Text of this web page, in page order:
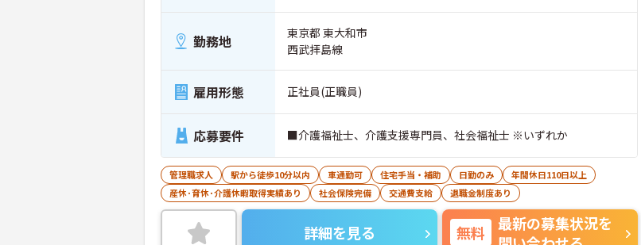
勤務地
東京都 東大和市
西武拝島線
雇用形態 正社員(正職員)
応募要件 ■介護福祉士、介護支援専門員、社会福祉士 ※いずれか
管理職求人 駅から徒歩10分以内 車通勤可 住宅手当・補助 日勤のみ
年間休日110日以上
産休･育休･介護休暇取得実績あり
社会保険完備 交通費支給 退職金制度あり
詳細を見る 無料
最新の募集状況を